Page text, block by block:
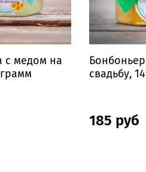
с медом на
свадьбу,
185 руб